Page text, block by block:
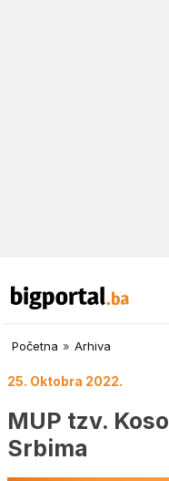
Početna » Arhiva
25. Oktobra 2022.
MUP tzv.
Srbima